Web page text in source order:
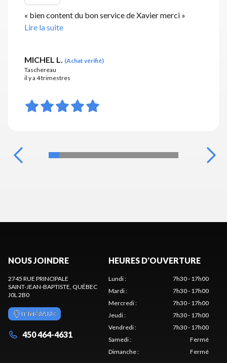
« bien content du bon service de Xavier merci »
Lire la suite
MICHEL L. (Achat vérifié)
Taschereau
il y a 4 trimestres
NOUS JOINDRE
2745 RUE PRINCIPALE
SAINT-JEAN-BAPTISTE , QUÉBEC
J0L 2B0
ITINÉRAIRE
450 464-4631
HEURES D'OUVERTURE
Lundi:
7h30 - 17h00
Mardi:
7h30 - 17h00
Mercredi:
7h30 - 17h00
Jeudi:
7h30 - 17h00
Vendredi:
7h30 - 17h00
Samedi:
Fermé
Dimanche: Fermé